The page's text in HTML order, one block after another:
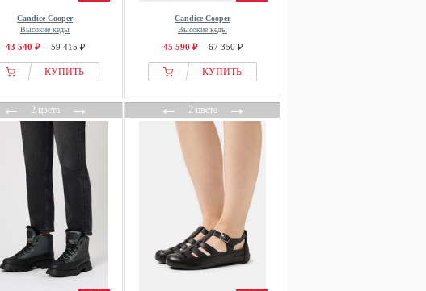
Candice Cooper
Высокие кеды
43 540 ₽ 59 415 ₽
КУПИТЬ
Candice Cooper
Высокие кеды
45 590 ₽ 67 350 ₽
КУПИТЬ
←2 цвета→ ←2 цвета→